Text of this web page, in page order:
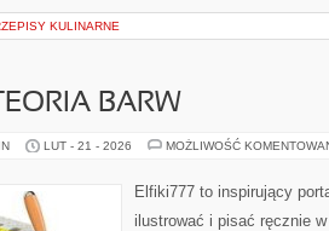
KULINARNE
BARW
LUT - 21 - 2026 MOŻLIWOŚĆ
Elfiki777 to inspirujący
ilustrować i pisać ręcznie